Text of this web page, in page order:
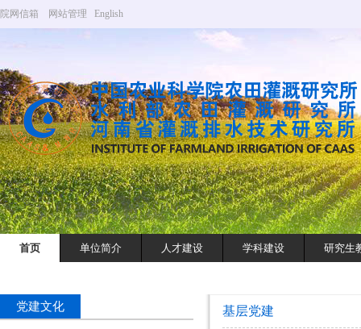
院网信箱 网站管理 English
首页 单位简介 人才建设 学科建设 研究生
党建文化 基层党建